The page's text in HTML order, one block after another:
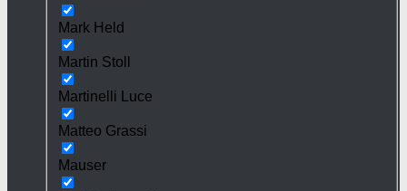
Mark Held
Martin Stoll
Martinelli Luce
Matteo Grassi
Mauser